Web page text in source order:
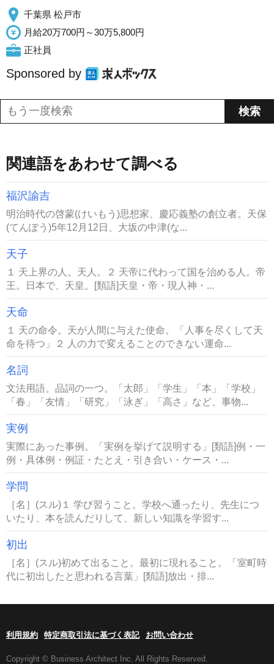
千葉県 松戸市
月給20万700円～30万5,800円
正社員
Sponsored by
関連語をあわせて調べる
福沢諭吉
明治時代の啓蒙(けいもう)思想家、慶応義塾の創立者。天保
(てんぽう)5年12月12日、大坂の中津(な...
天子
１ 天上界の人。天人。２ 天帝に代わって国を治める人。帝
王。日本で、天皇。[類語]天皇・帝・現人神・...
天命
１ 天の命令。天が人間に与えた使命。「人事を尽くして天
命を待つ」２ 人の力で変えることのできない運命...
名詞
文法用語。品詞の一つ。「太郎」「学生」「本」「学校」
「春」「友情」「研究」「泳ぎ」「高さ」など、事物...
実例
実際にあった事例。「実例を挙げて説明する」[類語]例・一
例・具体例・例証・たとえ・引き合い・ケース・...
学問
［名］(スル)１ 学び習うこと。学校へ通ったり、先生につ
いたり、本を読んだりして、新しい知識を学習す...
初出
［名］(スル)初めて出ること。最初に現れること。「室町時
代に初出したと思われる言葉」[類語]放出・排...
利用規約 特定商取引法に基づく表記 お問い合わせ
Copyright © Business Architect Inc. All Rights Reserved.